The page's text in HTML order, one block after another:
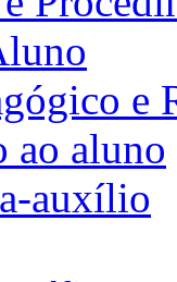
e
ao aluno
auxílio